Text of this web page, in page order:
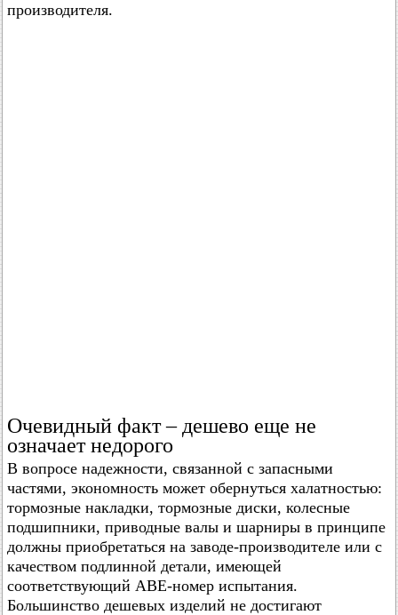
производителя.
Очевидный факт – дешево еще не
означает недорого
В вопросе надежности, связанной с запасными
частями, экономность может обернуться халатностью:
тормозные накладки, тормозные диски, колесные
подшипники, приводные валы и шарниры в принципе
должны приобретаться на заводе-производителе или с
качеством подлинной детали, имеющей
соответствующий АВЕ-номер испытания.
Большинство дешевых изделий не достигают